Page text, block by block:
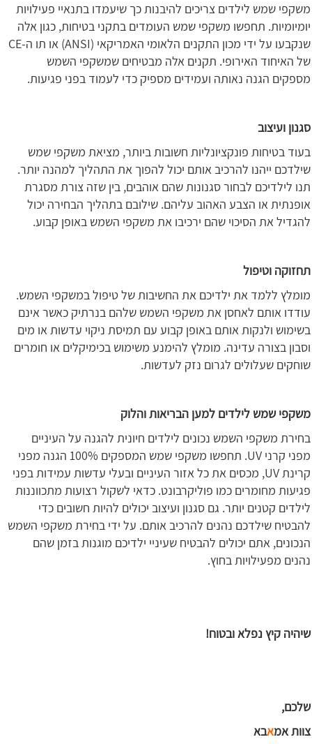
משקפי שמש לילדים צריכים להיבנות כך שיעמדו בתנאיי פעילויות
יומיומיות. תחפשו משקפי שמש העומדים בתקני בטיחות, כגון אלה
שנקבעו על ידי מכון התקנים הלאומי האמריקאי (ANSI) או תו ה-CE
של האיחוד האירופי. תקנים אלה מבטיחים שמשקפי השמש
מספקים הגנה נאותה ועמידים מספיק כדי לעמוד בפני פגיעות.
סגנון ועיצוב
בעוד בטיחות פונקציונליות חשובות ביותר, מציאת משקפי שמש
שילדכם ייהנו להרכיב אותם יכול להפוך את התהליך למהנה יותר.
תנו לילדיכם לבחור סגנונות שהם אוהבים, בין שזה צורת מסגרת
אופנתית או הצבע האהוב עליהם. שילובם בתהליך הבחירה יכול
להגדיל את הסיכוי שהם ירכיבו את משקפי השמש באופן קבוע.
תחזוקה וטיפול
מומלץ ללמד את ילדיכם את החשיבות של טיפול במשקפי השמש.
עודדו אותם לאחסן את משקפי השמש שלהם בנרתיק כאשר אינם
בשימוש ולנקות אותם באופן קבוע עם תמיסת ניקוי עדשות או מים
וסבון בצורה עדינה. מומלץ להימנע משימוש בכימיקלים או חומרים
שוחקים שעלולים לגרום נזק לעדשות.
משקפי שמש לילדים למען הבריאות והלוק
בחירת משקפי השמש נכונים לילדים חיונית להגנה על העיניים
מפני קרני UV. תחפשו משקפי שמש המספקים 100% הגנה מפני
קרינת UV, מכסים את כל אזור העיניים ובעלי עדשות עמידות בפני
פגיעות מחומרים כמו פוליקרבונט. כדאי לשקול רצועות מתכווננות
לילדים קטנים יותר. גם סגנון ועיצוב יכולים להיות חשובים כדי
להבטיח שילדכם נהנים להרכיב אותם. על ידי בחירת משקפי השמש
הנכונים, אתם יכולים להבטיח שעיניי ילדיכם מוגנות בזמן שהם
נהנים מפעילויות בחוץ.
שיהיה קיץ נפלא ובטוח!
שלכם,
צוות אמאבא